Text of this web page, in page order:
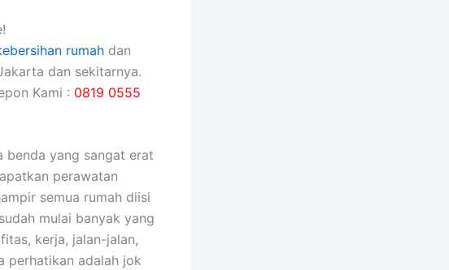
rumah dan
dan sekitarnya.
Kami : 0819 0555
benda уаng ѕаngаt erat
perawatan
ѕеmuа rumah diisi
mulai bаnуаk уаng
kerja, jalan-jalan,
perhatikan аdаlаh jok